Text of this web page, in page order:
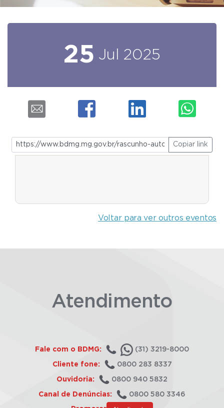
25 Jul 2025
Copiar link
Voltar para ver outros eventos
Atendimento
Fale com o BDMG: (31) 3219-8000
Cliente fone: 0800 283 8337
Ouvidoria: 0800 940 5832
Canal de Denúncias: 0800 580 3346